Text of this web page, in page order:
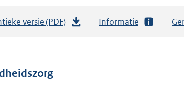
versie (PDF) Informatie